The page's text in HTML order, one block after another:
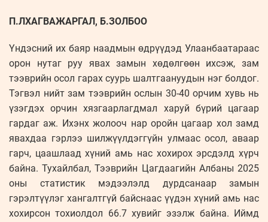
П.ЛХАГВАЖАРГАЛ, Б.ЗОЛБОО
Үндэсний их баяр наадмын өдрүүдэд Улаанбаатараас
орон нутаг руу явах замын хөдөлгөөн ихсэж, зам
тээврийн осол гарах суурь шалтгаануудын нэг болдог.
Тэгвэл нийт зам тээврийн ослын 30-40 орчим хувь нь
үзэгдэх орчин хязгаарлагдмал харуй бүрий цагаар
гардаг аж. Ихэнх жолооч нар оройн цагаар хол замд
явахдаа гэрлээ шилжүүлдэггүйн улмаас осол, аваар
гарч, цаашлаад хүний амь нас хохирох эрсдэлд хүрч
байна. Тухайлбал, Тээврийн Цагдаагийн Албаны 2025
оны статистик мэдээлэлд дурдсанаар замын
гэрэлтүүлэг хангалтгүй байснаас үүдэн хүний амь нас
хохирсон тохиолдол 66.7 хувийг эзэлж байна. Иймд